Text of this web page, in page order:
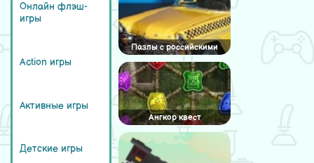
Онлайн флэш-
игры
Action игры
Активные игры
Детские игры
Пазлы с российскими
такси
Ангкор квест